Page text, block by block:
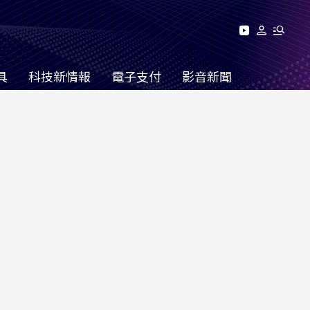
科技新情報 電子支付 影音新聞